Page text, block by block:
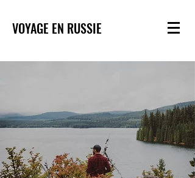
VOYAGE EN RUSSIE